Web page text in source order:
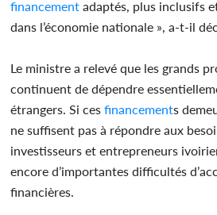
financement adaptés, plus inclusifs
dans l’économie nationale », a-t-il
Le ministre a relevé que les grands
continuent de dépendre
étrangers. Si ces financements
ne suffisent pas à répondre aux
investisseurs et entrepreneurs
encore d’importantes difficultés
financières.